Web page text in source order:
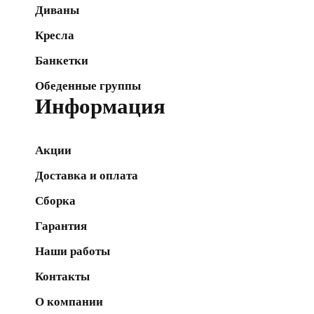
Диваны
Кресла
Банкетки
Обеденные группы
Информация
Акции
Доставка и оплата
Сборка
Гарантия
Наши работы
Контакты
О компании